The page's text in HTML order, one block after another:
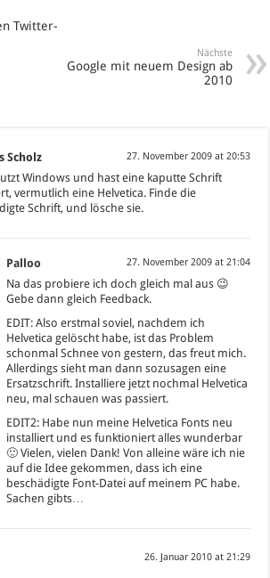
Twitter-
Nächste
Google mit neuem Design ab
2010
Scholz 27. November 2009 at 20:53
Windows und hast eine kaputte Schrift
vermutlich eine Helvetica. Finde die
Schrift, und lösche sie.
Palloo 27. November 2009 at 21:04
Na das probiere ich doch gleich mal aus 😉
Gebe dann gleich Feedback.
EDIT: Also erstmal soviel, nachdem ich
Helvetica gelöscht habe, ist das Problem
schonmal Schnee von gestern, das freut mich.
Allerdings sieht man dann sozusagen eine
Ersatzschrift. Installiere jetzt nochmal Helvetica
neu, mal schauen was passiert.
EDIT2: Habe nun meine Helvetica Fonts neu
installiert und es funktioniert alles wunderbar
🙂 Vielen, vielen Dank! Von alleine wäre ich nie
auf die Idee gekommen, dass ich eine
beschädigte Font-Datei auf meinem PC habe.
Sachen gibts…
26. Januar 2010 at 21:29